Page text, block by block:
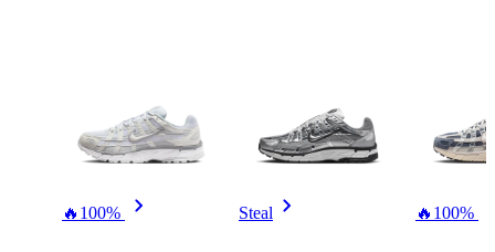
🔥 100% Steal 🔥 100%